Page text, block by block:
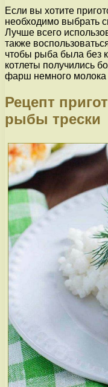
Если вы хотите
необходимо выбрать
Лучше всего
также
чтобы рыба была без
котлеты получились
фарш немного молока
Рецепт
рыбы трески